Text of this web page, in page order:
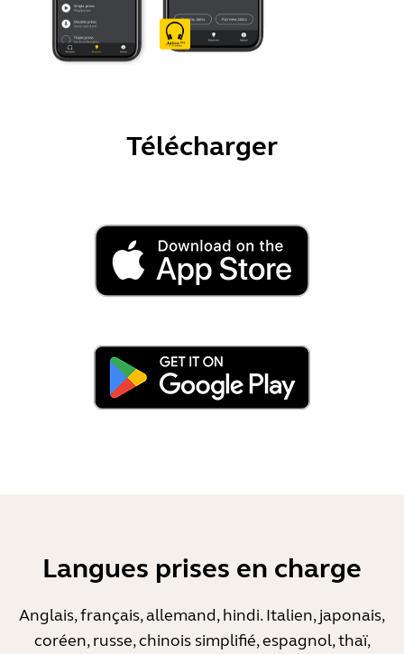
Télécharger
Langues prises en charge
Anglais, français, allemand, hindi. Italien, japonais,
coréen, russe, chinois simplifié, espagnol, thaï,